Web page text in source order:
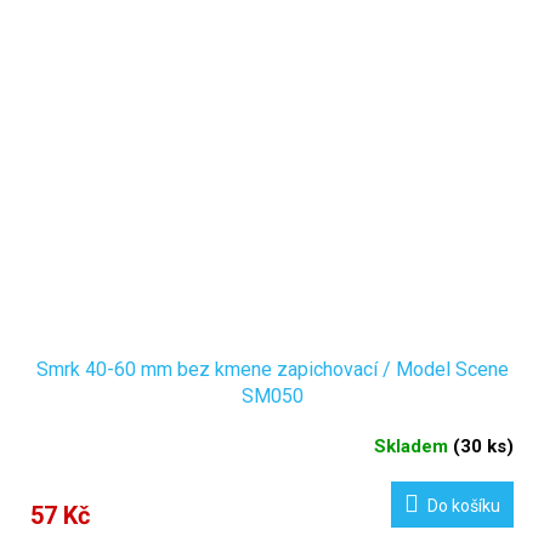
Smrk 40-60 mm bez kmene zapichovací / Model Scene
SM050
Skladem (30 ks)
57 Kč Do košíku